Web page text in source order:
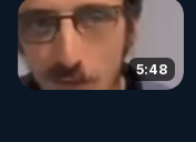
5:48